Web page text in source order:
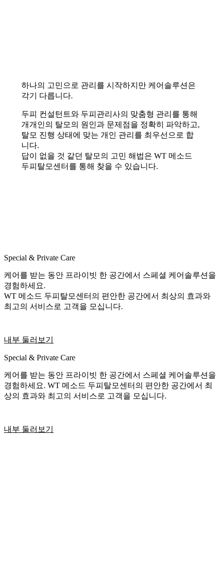
하나의 고민으로 관리를 시작하지만 케어솔루션은
각기 다릅니다.
두피 컨설턴트와 두피관리사의 맞춤형 관리를 통해
개개인의 탈모의 원인과 문제점을 정확히 파악하고,
탈모 진행 상태에 맞는 개인 관리를 최우선으로 합
니다.
답이 없을 것 같던 탈모의 고민 해법은 WT 메소드
두피탈모센터를 통해 찾을 수 있습니다.
Special & Private Care
케어를 받는 동안 프라이빗 한 공간에서 스페셜 케어솔루션을
경험하세요.
WT 메소드 두피탈모센터의 편안한 공간에서 최상의 효과와
최고의 서비스로 고객을 모십니다.
내부 둘러보기
Special & Private Care
케어를 받는 동안 프라이빗 한 공간에서 스페셜 케어솔루션을
경험하세요. WT 메소드 두피탈모센터의 편안한 공간에서 최
상의 효과와 최고의 서비스로 고객을 모십니다.
내부 둘러보기